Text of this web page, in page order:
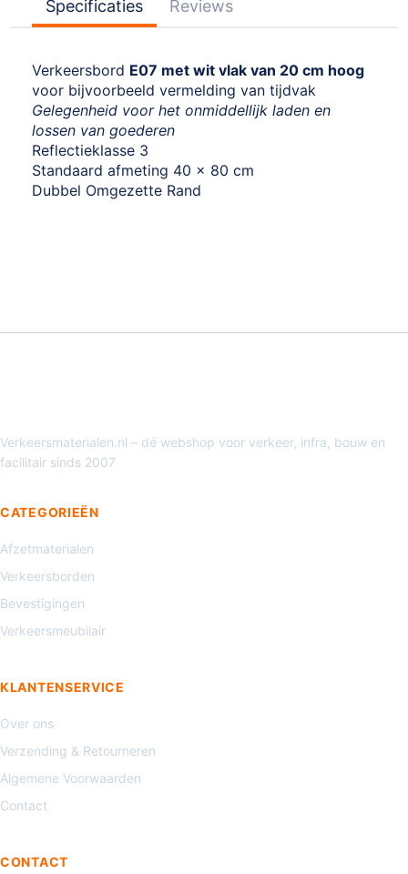
Specificaties Reviews
Verkeersbord E07 met wit vlak van 20 cm hoog
voor bijvoorbeeld vermelding van tijdvak
Gelegenheid voor het onmiddellijk laden en
lossen van goederen
Reflectieklasse 3
Standaard afmeting 40 x 80 cm
Dubbel Omgezette Rand
Verkeersmaterialen.nl – dé webshop voor verkeer, infra, bouw en
facilitair sinds 2007
CATEGORIEËN
Afzetmaterialen
Verkeersborden
Bevestigingen
Verkeersmeubilair
KLANTENSERVICE
Over ons
Verzending & Retourneren
Algemene Voorwaarden
Contact
CONTACT